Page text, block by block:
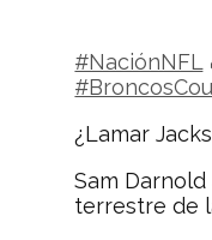
#NaciónNFL
¿Lamar
Sam
terrestre de